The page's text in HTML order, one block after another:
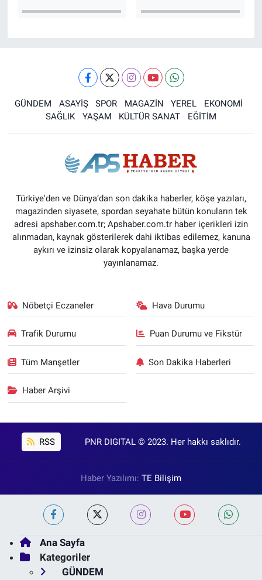
GÜNDEM ASAYİŞ SPOR MAGAZİN YEREL
EKONOMİ
SAĞLIK
YAŞAM KÜLTÜR SANAT EĞİTİM
Türkiye'den ve Dünya’dan son dakika haberler, köşe yazıları,
magazinden siyasete, spordan seyahate bütün konuların tek
adresi apshaber.com.tr; Apshaber.com.tr haber içerikleri izin
alınmadan, kaynak gösterilerek dahi iktibas edilemez, kanuna
aykırı ve izinsiz olarak kopyalanamaz, başka yerde
yayınlanamaz.
Nöbetçi Eczaneler Hava Durumu
Trafik Durumu Puan Durumu ve Fikstür
Tüm Manşetler Son Dakika Haberleri
Haber Arşivi
RSS PNR DIGITAL © 2023. Her hakkı saklıdır.
Haber Yazılımı: TE Bilişim
Ana Sayfa
Kategoriler
GÜNDEM